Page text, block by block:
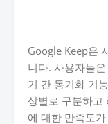
Google Keep은
니다. 사용자들
기 간 동기화 기
상별로 구분하고
에 대한 만족도